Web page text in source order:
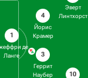
1
де
Ланге
4
Йорис
Крамер
3
Геррит
Наубер
Эверт
Линтхорст
10